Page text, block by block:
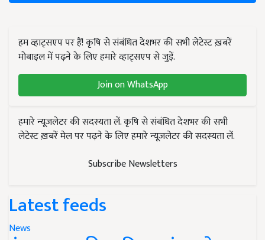
हम व्हाट्सएप पर हैं! कृषि से संबंधित देशभर की सभी लेटेस्ट ख़बरें
मोबाइल में पढ़ने के लिए हमारे व्हाट्सएप से जुड़ें.
Join on WhatsApp
हमारे न्यूज़लेटर की सदस्यता लें. कृषि से संबंधित देशभर की सभी
लेटेस्ट ख़बरें मेल पर पढ़ने के लिए हमारे न्यूज़लेटर की सदस्यता लें.
Subscribe Newsletters
Latest feeds
News